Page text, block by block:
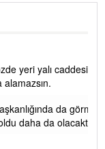
ve çevresidir.
görmek isteriz